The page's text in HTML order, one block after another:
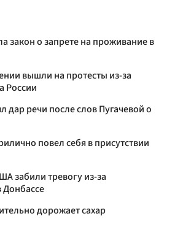
закон о запрете на проживание в
вышли на протесты из-за
России
дар речи после слов Пугачевой о
повел cебя в присутствии
забили тревогу из-за
Донбассе
дорожает сахар